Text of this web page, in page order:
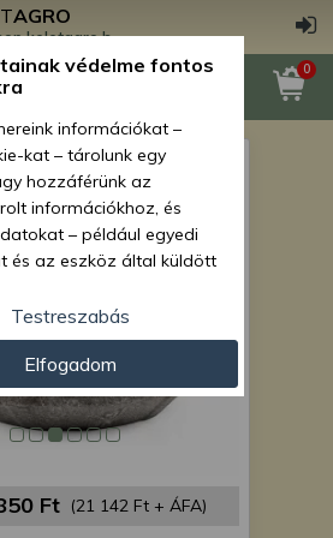
AGRO
0
fékdob
Ft (21 142 Ft + ÁFA)
védelme fontos
információkat –
kat – tárolunk egy
hozzáférünk az
információkhoz, és
– például egyedi
és az eszköz által küldött
hirdetések és
hirdetés- és
nézettségi adatok
valamint termékek
és a termékek
Ön engedélyével mi és a
pontos geolokációs
Testreszabás
Elfogadom